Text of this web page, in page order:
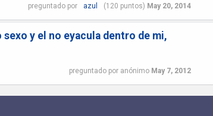
preguntado por azul (120 puntos) May 20, 2014
y el no eyacula dentro de mi,
preguntado por anónimo May 7, 2012